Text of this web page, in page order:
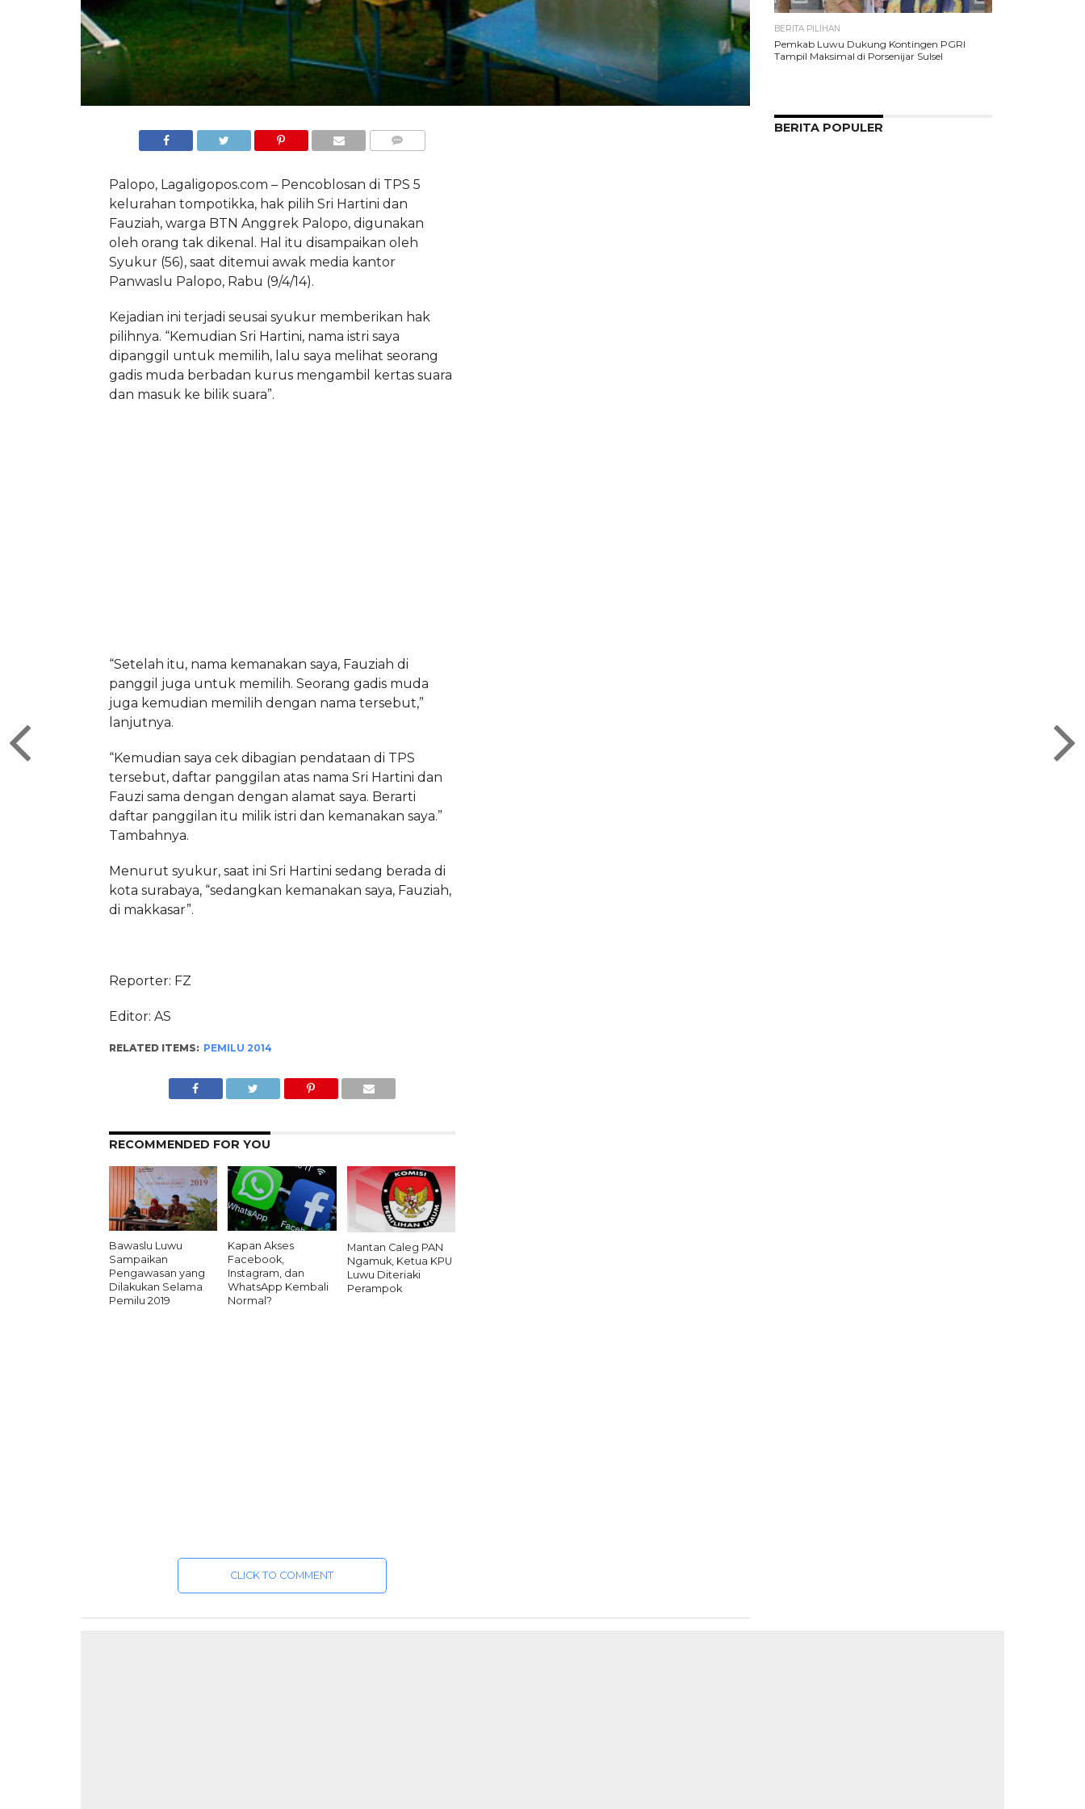
Palopo, Lagaligopos.com – Pencoblosan di TPS 5
kelurahan tompotikka, hak pilih Sri Hartini dan
Fauziah, warga BTN Anggrek Palopo, digunakan
oleh orang tak dikenal. Hal itu disampaikan oleh
Syukur (56), saat ditemui awak media kantor
Panwaslu Palopo, Rabu (9/4/14).
Kejadian ini terjadi seusai syukur memberikan hak
pilihnya. “Kemudian Sri Hartini, nama istri saya
dipanggil untuk memilih, lalu saya melihat seorang
gadis muda berbadan kurus mengambil kertas suara
dan masuk ke bilik suara”.
“Setelah itu, nama kemanakan saya, Fauziah di
panggil juga untuk memilih. Seorang gadis muda
juga kemudian memilih dengan nama tersebut,”
lanjutnya.
“Kemudian saya cek dibagian pendataan di TPS
tersebut, daftar panggilan atas nama Sri Hartini dan
Fauzi sama dengan dengan alamat saya. Berarti
daftar panggilan itu milik istri dan kemanakan saya.”
Tambahnya.
Menurut syukur, saat ini Sri Hartini sedang berada di
kota surabaya, “sedangkan kemanakan saya, Fauziah,
di makkasar”.
Reporter: FZ
Editor: AS
RELATED ITEMS: PEMILU 2014
RECOMMENDED FOR YOU
Bawaslu Luwu
Sampaikan
Pengawasan yang
Dilakukan Selama
Pemilu 2019
Kapan Akses
Facebook,
Instagram, dan
WhatsApp Kembali
Normal?
Mantan Caleg PAN
Ngamuk, Ketua KPU
Luwu Diteriaki
Perampok
CLICK TO COMMENT
BERITA PILIHAN
Pemkab Luwu Dukung Kontingen PGRI
Tampil Maksimal di Porsenijar Sulsel
BERITA POPULER